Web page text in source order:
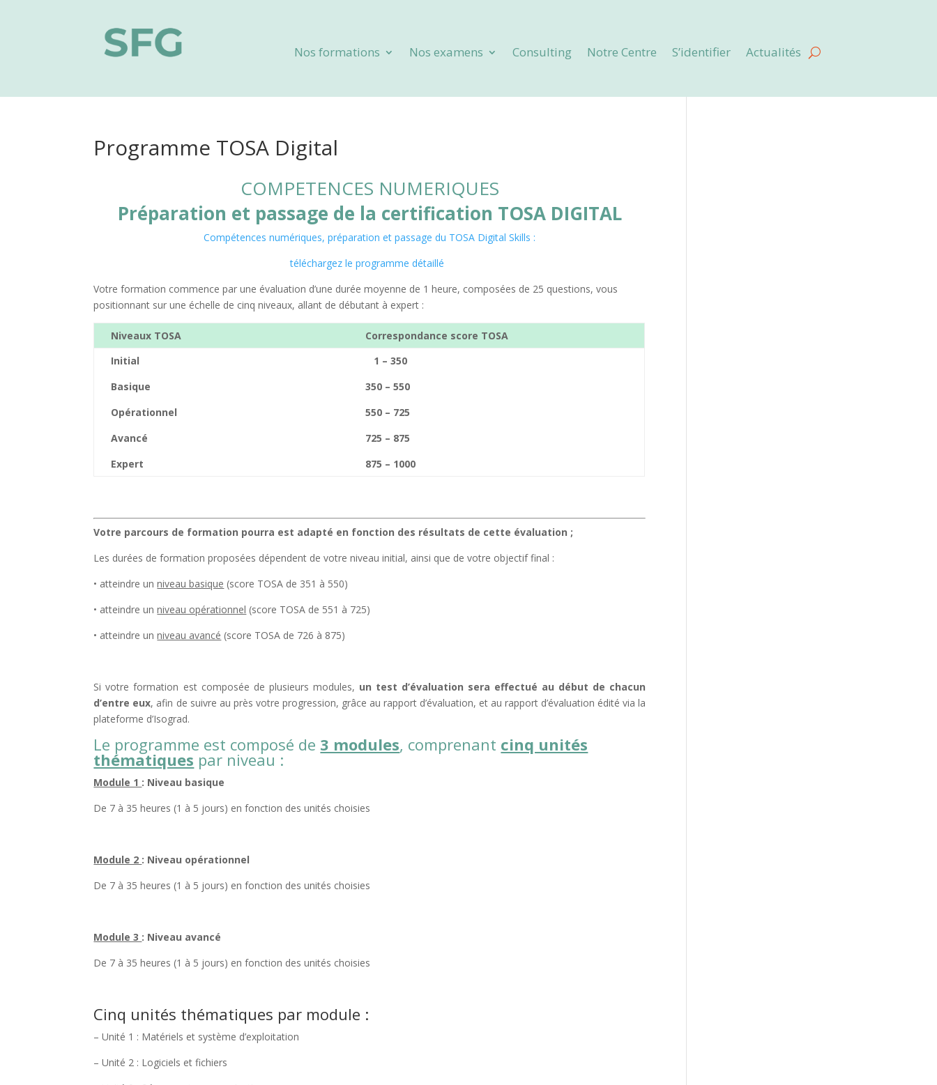
Nos formations Nos examens Consulting Notre Centre S’identifier Actualités
Programme TOSA Digital
COMPETENCES NUMERIQUES
Préparation et passage de la certification TOSA DIGITAL
Compétences numériques, préparation et passage du TOSA Digital Skills :
téléchargez le programme détaillé
Votre formation commence par une évaluation d’une durée moyenne de 1 heure, composées de 25 questions, vous
positionnant sur une échelle de cinq niveaux, allant de débutant à expert :
Niveaux TOSA
Correspondance score TOSA
Initial
Basique
Opérationnel
Avancé
Expert
1 – 350
350 – 550
550 – 725
725 – 875
875 – 1000
Votre parcours de formation pourra est adapté en fonction des résultats de cette évaluation ;
Les durées de formation proposées dépendent de votre niveau initial, ainsi que de votre objectif final :
• atteindre unniveau basique (score TOSA de 351 à 550)
• atteindre unniveau opérationnel (score TOSA de 551 à 725)
• atteindre unniveau avancé (score TOSA de 726 à 875)
Si votre formation est composée de plusieurs modules, un test d’évaluation sera effectué au début de chacun
d’entre eux, afin de suivre au près votre progression, grâce au rapport d’évaluation, et au rapport d’évaluation édité via la
plateforme d’Isograd.
Le programme est composé de 3 modules, comprenant cinq unités
thématiques par niveau :
Module 1 : Niveau basique
De 7 à 35 heures (1 à 5 jours) en fonction des unités choisies
Module 2 : Niveau opérationnel
De 7 à 35 heures (1 à 5 jours) en fonction des unités choisies
Module 3 : Niveau avancé
De 7 à 35 heures (1 à 5 jours) en fonction des unités choisies
Cinq unités thématiques par module :
– Unité 1 : Matériels et système d’exploitation
– Unité 2 : Logiciels et fichiers